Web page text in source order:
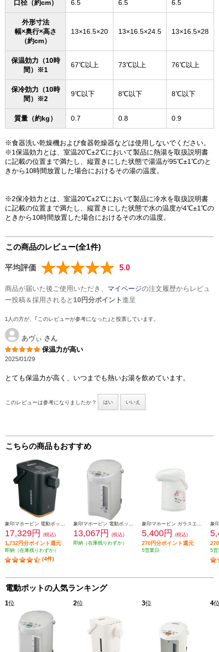
口径（約cm） 6.5 6.5 6.5
外形寸法
幅×奥行×高さ
（約cm）
13×16.5×20 13×16.5×24.5 13×16.5×28
保温効力（10時
間）※1
67℃以上 73℃以上 76℃以上
保冷効力（10時
間）※2
9℃以下 8℃以下 8℃以下
質量（約kg） 0.7 0.8 0.9
※食器洗い乾燥機および食器乾燥器などは使用しないでください。
※1保温効力とは、室温20℃±2℃において製品に熱湯を取扱説明書
に記載の位置まで満たし、縦置きにした状態で湯温が95℃±1℃のと
きから10時間放置した場合におけるその湯の温度。
※2保冷効力とは、室温20℃±2℃において製品に冷水を取扱説明書
に記載の位置まで満たし、縦置きにした状態で水の温度が4℃±1℃の
ときから10時間放置した場合におけるその水の温度。
この商品のレビュー(全1件)
平均評価 5.0
商品が届いた後ご使用いただき、 マイページの注文履歴からレビュ
ー投稿＆採用されると 10円分ポイント進呈
1人の方が、｢このレビューが参考になった｣と投票しています。
あヴぃ さん
保温力が高い
2025/01/29
とても保温力が高く、いつまでも熱いお湯を飲めています。
このレビューは参考になりましたか？ はい いいえ
こちらの商品もおすすめ
17,329円 (税込)
1,732円分ポイント還元
即納（在庫残りわずか）
(4件)
13,067円
(税込)
即納（在庫残りわずか）
5,400円 (税込)
270円分ポイント還元
5営業日 5営
電動ポットの人気ランキング
1位 2位 3位 4